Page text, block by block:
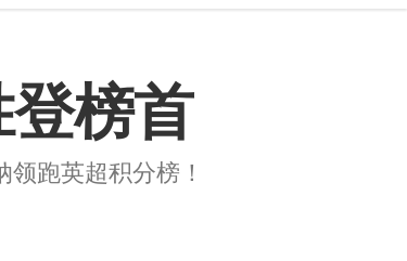
登榜首
跑英超积分榜！